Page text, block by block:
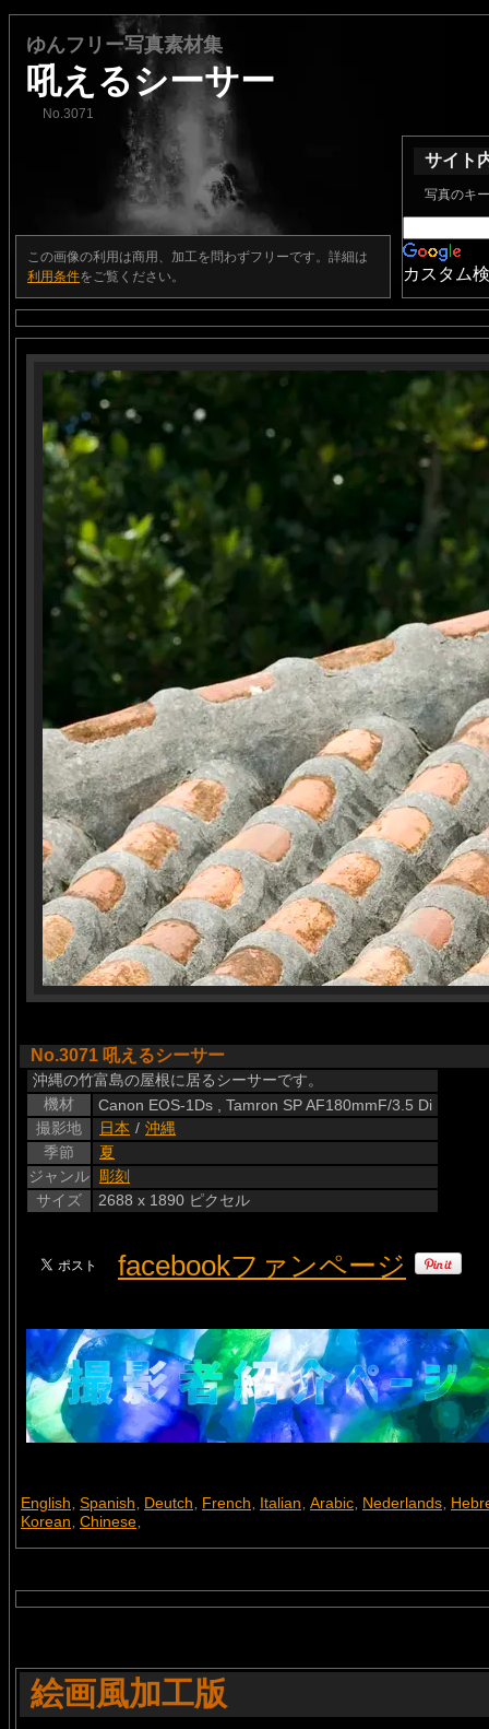
ゆんフリー写真素材集
吼えるシーサー
No.3071
この画像の利用は商用、加工を問わずフリーです。詳細は
利用条件をご覧ください。
サイト
写真のキ
カスタム
No.3071 吼えるシーサー
沖縄の竹富島の屋根に居るシーサーです。
機材
Canon EOS-1Ds , Tamron SP AF180mmF/3.5 Di
撮影地
日本 / 沖縄
季節
夏
ジャンル
彫刻
サイズ
2688 x 1890 ピクセル
facebookファンページ
English, Spanish, Deutch, French, Italian, Arabic, Nederlands,
Korean, Chinese,
絵画風加工版